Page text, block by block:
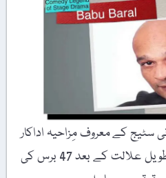
سٹیج کے معروف مِزاحیہ اداکار
ببو برال 16 اپریل 2011ء کو طویل علالت کے بعد 47 برس کی